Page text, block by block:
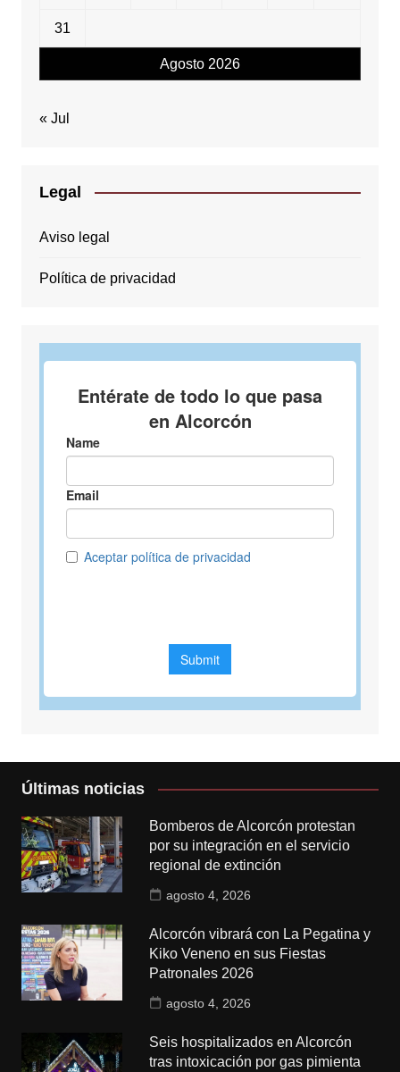
Agosto 2026
31
« Jul
Legal
Aviso legal
Política de privacidad
Últimas noticias
Bomberos de Alcorcón protestan
por su integración en el servicio
regional de extinción
agosto 4, 2026
Alcorcón vibrará con La Pegatina y
Kiko Veneno en sus Fiestas
Patronales 2026
agosto 4, 2026
Seis hospitalizados en Alcorcón
tras intoxicación por gas pimienta